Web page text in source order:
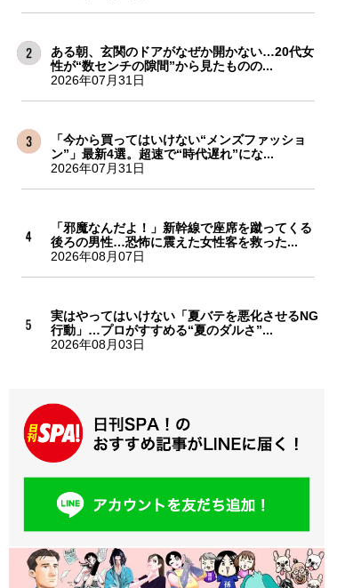
ある朝、玄関のドアがなぜか開かない…20代女
性が“数センチの隙間”から見たものの...
2026年07月31日
「今から買ってはいけない“メンズファッショ
ン”」最新4選。超速で“時代遅れ”にな...
2026年07月31日
「邪魔なんだよ！」新幹線で座席を蹴ってくる
後ろの男性…恐怖に震えた女性客を救った...
2026年08月07日
実はやってはいけない「夏バテを悪化させるNG
行動」…プロがすすめる“夏のダルさ”...
2026年08月03日